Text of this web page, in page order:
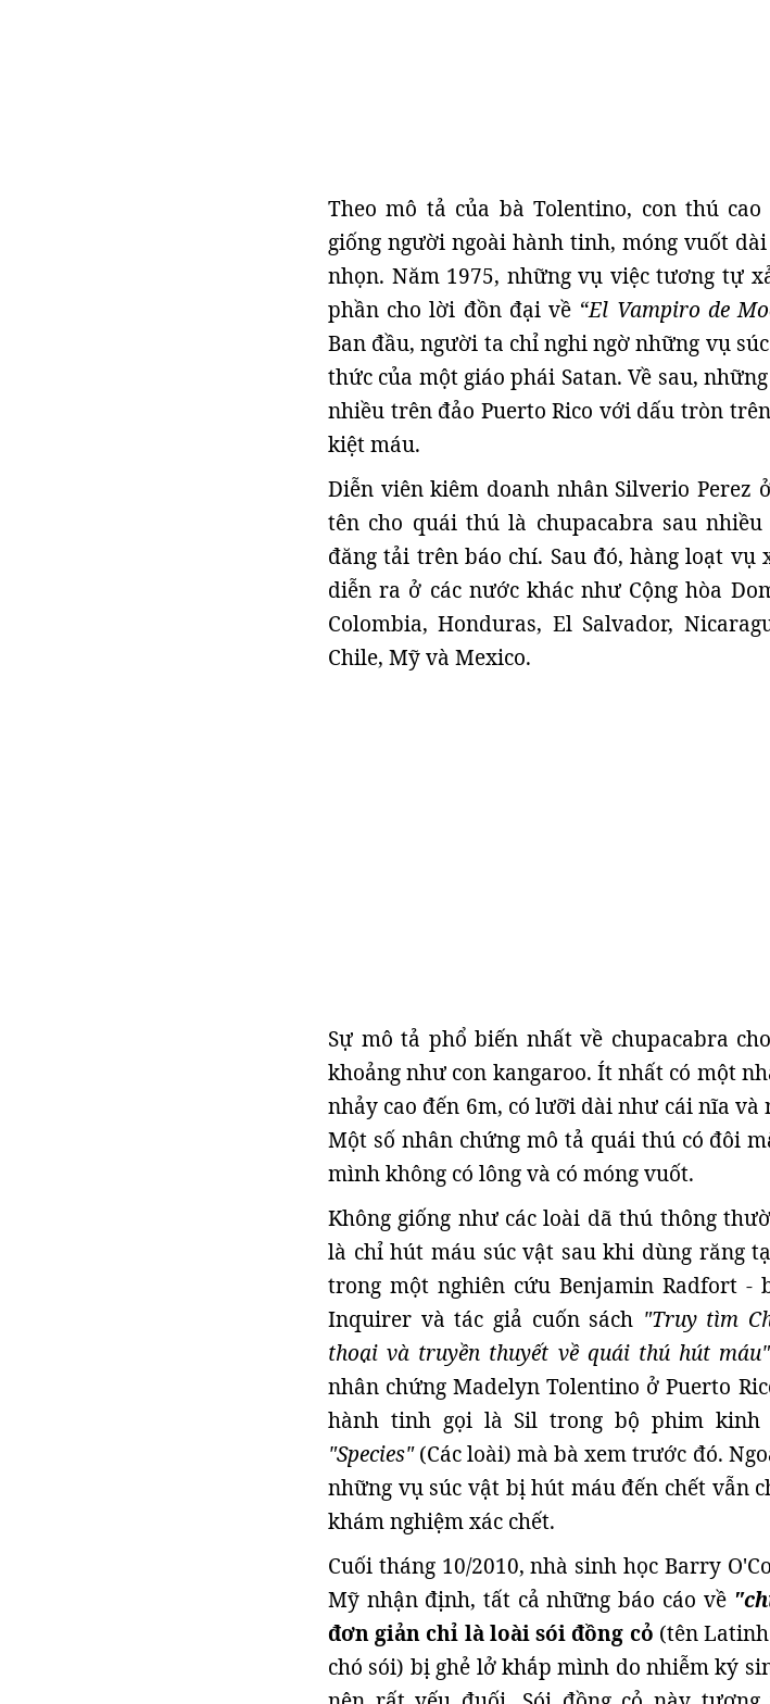
Theo mô tả của bà Tolentino, con thú
giống người ngoài hành tinh, móng vuốt
nhọn. Năm 1975, những vụ việc tương tự
phần cho lời đồn đại về “El Vampiro de
Ban đầu, người ta chỉ nghi ngờ những vụ
thức của một giáo phái Satan. Về sau,
nhiều trên đảo Puerto Rico với dấu tròn
kiệt máu.
Diễn viên kiêm doanh nhân Silverio Perez
tên cho quái thú là chupacabra sau
đăng tải trên báo chí. Sau đó, hàng loạt vụ
diễn ra ở các nước khác như Cộng hòa
Colombia, Honduras, El Salvador,
Chile, Mỹ và Mexico.
Sự mô tả phổ biến nhất về chupacabra
khoảng như con kangaroo. Ít nhất có một
nhảy cao đến 6m, có lưỡi dài như cái nĩa và
Một số nhân chứng mô tả quái thú có đôi
mình không có lông và có móng vuốt.
Không giống như các loài dã thú thông
là chỉ hút máu súc vật sau khi dùng răng
trong một nghiên cứu Benjamin Radfort -
Inquirer và tác giả cuốn sách "Truy tìm
thoại và truyền thuyết về quái thú hút máu"
nhân chứng Madelyn Tolentino ở Puerto
hành tinh gọi là Sil trong bộ phim kinh
"Species"(Các loài) mà bà xem trước đó.
những vụ súc vật bị hút máu đến chết vẫn
khám nghiệm xác chết.
Cuối tháng 10/2010, nhà sinh học Barry
Mỹ nhận định, tất cả những báo cáo về
đơn giản chỉ là loài sói đồng cỏ (tên
chó sói) bị ghẻ lở khắp mình do nhiễm ký